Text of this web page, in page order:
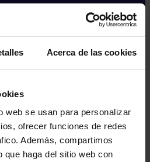
Acerca de las cookies
web se usan para personalizar
ofrecer funciones de redes
Además, compartimos
que haga del sitio web con